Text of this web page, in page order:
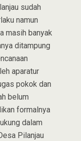
sudah
namun
masih banyak
ditampung
aparatur
pokok dan
belum
formalnya
dalam
Pilanjau